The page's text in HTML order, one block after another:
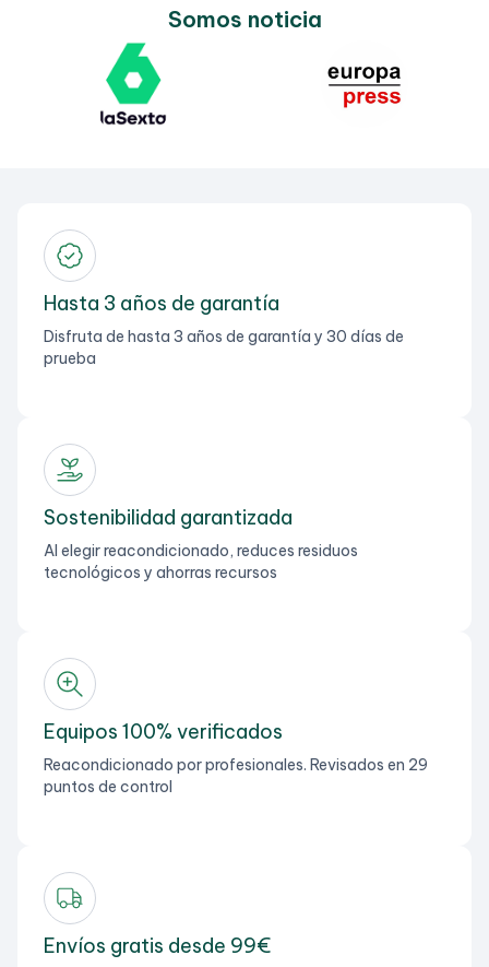
Somos noticia
Hasta 3 años de garantía
Disfruta de hasta 3 años de garantía y 30 días de
prueba
Sostenibilidad garantizada
Al elegir reacondicionado, reduces residuos
tecnológicos y ahorras recursos
Equipos 100% verificados
Reacondicionado por profesionales. Revisados en 29
puntos de control
Envíos gratis desde 99€